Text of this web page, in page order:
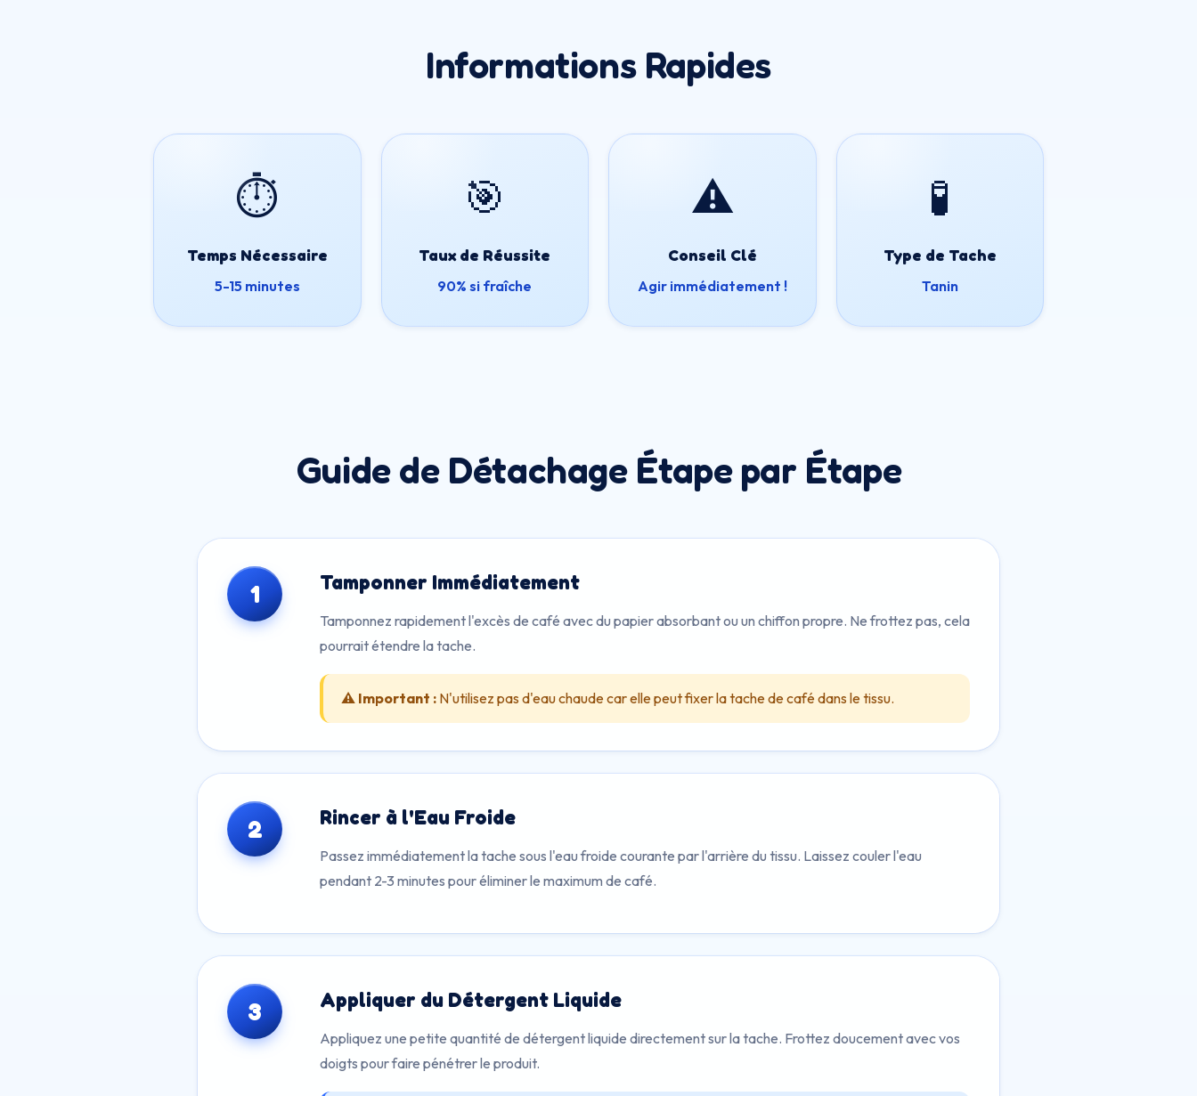
Informations Rapides
⏱️
Temps Nécessaire
5-15 minutes
🎯
Taux de Réussite
90% si fraîche
⚠️
Conseil Clé
Agir immédiatement !
🧪
Type de Tache
Tanin
Guide de Détachage Étape par Étape
1 Tamponner Immédiatement
Tamponnez rapidement l'excès de café avec du papier absorbant ou un chiffon propre. Ne frottez pas, cela
pourrait étendre la tache.
⚠️ Important : N'utilisez pas d'eau chaude car elle peut fixer la tache de café dans le tissu.
2 Rincer à l'Eau Froide
Passez immédiatement la tache sous l'eau froide courante par l'arrière du tissu. Laissez couler l'eau
pendant 2-3 minutes pour éliminer le maximum de café.
3 Appliquer du Détergent Liquide
Appliquez une petite quantité de détergent liquide directement sur la tache. Frottez doucement avec vos
doigts pour faire pénétrer le produit.